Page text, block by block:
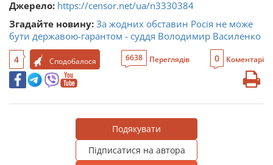
Джерело: https://censor.net/ua/n3330384
Згадайте новину: За жодних обставин Росія не може
бути державою-гарантом - суддя Володимир Василенко
4 Сподобалося 6638 Переглядів 0 Коментарі
Подякувати
Підписатися на автора